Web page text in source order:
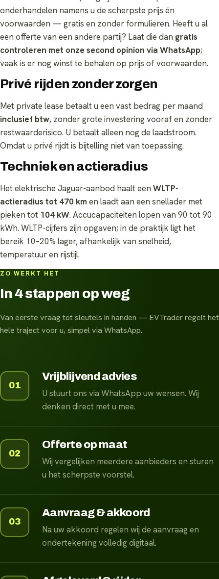
onderhandelen namens u de scherpste prijs én
voorwaarden — gratis en zonder formulieren. Heeft u al
een offerte van een andere partij? Laat die dan gratis
controleren met onze second opinion via WhatsApp;
vaak is er nog winst te behalen op prijs of voorwaarden.
Privé rijden zonder zorgen
Met private lease betaalt u een vast bedrag per maand
inclusief btw, zonder grote investering vooraf en zonder
restwaarderisico. U betaalt alleen nog de laadstroom.
Omdat u privé rijdt is bijtelling niet van toepassing.
Techniek en actieradius
Het elektrische Jaguar-aanbod haalt een WLTP-
actieradius tot 470 km en laadt aan een snellader met
pieken tot 104 kW. Accucapaciteiten lopen van 90 tot 90
kWh. WLTP-cijfers zijn opgaven; in de praktijk ligt het
bereik 10–20% lager, afhankelijk van snelheid,
temperatuur en rijstijl.
ZO WERKT HET
In 4 stappen op weg
Van eerste vraag tot sleutels in handen — EVTrader regelt het
hele traject voor u, simpel via WhatsApp.
01
Vrijblijvend advies
U stuurt ons via WhatsApp uw wensen. Wij
denken direct met u mee.
02
Offerte op maat
Wij vergelijken meerdere aanbieders en sturen
u het scherpste voorstel.
03
Aanvraag & akkoord
Na uw akkoord regelen wij de aanvraag en
ondertekening volledig digitaal.